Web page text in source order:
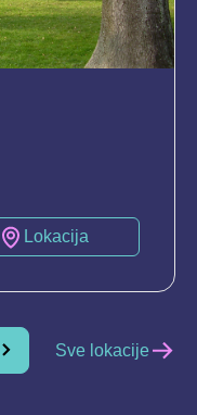
Lokacija
Sve lokacije